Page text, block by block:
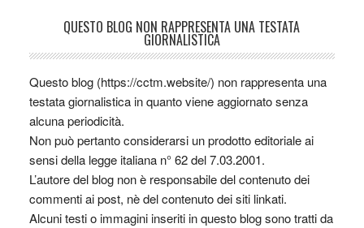
QUESTO BLOG NON RAPPRESENTA UNA TESTATA
GIORNALISTICA
Questo blog (https://cctm.website/) non rappresenta una
testata giornalistica in quanto viene aggiornato senza
alcuna periodicità.
Non può pertanto considerarsi un prodotto editoriale ai
sensi della legge italiana n° 62 del 7.03.2001.
L’autore del blog non è responsabile del contenuto dei
commenti ai post, nè del contenuto dei siti linkati.
Alcuni testi o immagini inseriti in questo blog sono tratti da